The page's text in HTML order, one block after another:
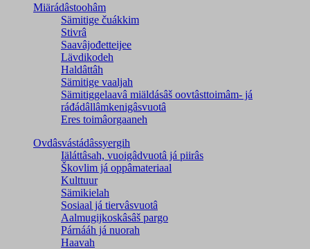
Miärádâstoohâm
Sämitige čuákkim
Stivrâ
Saavâjođetteijee
Lävdikodeh
Haldâttâh
Sämitige vaaljah
Sämitiggelaavâ miäldásâš oovtâsttoimâm- já
ráđádâllâmkenigâsvuotâ
Eres toimâorgaaneh
Ovdâsvástádâssyergih
Iäláttâsah, vuoigâdvuotâ já piirâs
Škovlim já oppâmateriaal
Kulttuur
Sämikielah
Sosiaal já tiervâsvuotâ
Aalmugijkoskâsâš pargo
Párnááh já nuorah
Haavah